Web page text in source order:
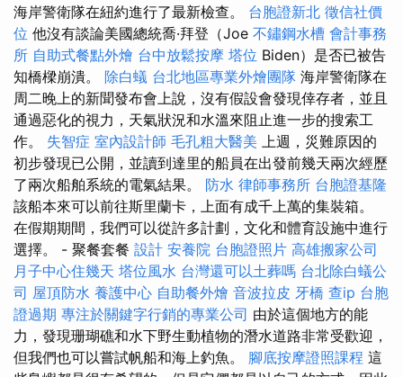
海岸警衛隊在紐約進行了最新檢查。 台胞證新北 徵信社價
位 他沒有談論美國總統喬·拜登（Joe 不鏽鋼水槽 會計事務
所 自助式餐點外燴 台中放鬆按摩 塔位 Biden）是否已被告
知橋樑崩潰。 除白蟻 台北地區專業外燴團隊 海岸警衛隊在
周二晚上的新聞發布會上說，沒有假設會發現倖存者，並且
通過惡化的視力，天氣狀況和水溫來阻止進一步的搜索工
作。 失智症 室內設計師 毛孔粗大醫美 上週，災難原因的
初步發現已公開，並讀到達里的船員在出發前幾天兩次經歷
了兩次船舶系統的電氣結果。 防水 律師事務所 台胞證基隆
該船本來可以前往斯里蘭卡，上面有成千上萬的集裝箱。
在假期期間，我們可以從許多計劃，文化和體育設施中進行
選擇。 - 聚餐套餐 設計 安養院 台胞證照片 高雄搬家公司
月子中心住幾天 塔位風水 台灣還可以土葬嗎 台北除白蟻公
司 屋頂防水 養護中心 自助餐外燴 音波拉皮 牙橋 查ip 台胞
證過期 專注於關鍵字行銷的專業公司 由於這個地方的能
力，發現珊瑚礁和水下野生動植物的潛水道路非常受歡迎，
但我們也可以嘗試帆船和海上釣魚。 腳底按摩證照課程 這